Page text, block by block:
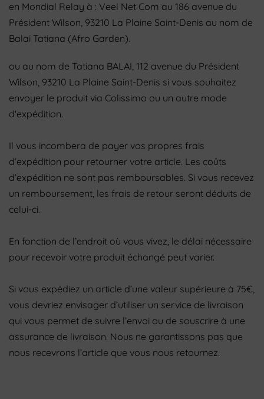
en Mondial Relay à : Veel Net Com au 186 avenue du
Président Wilson, 93210 La Plaine Saint-Denis au nom de
Balai Tatiana (Afro Garden).
ou au nom de Tatiana BALAI, 112 avenue du Président
Wilson, 93210 La Plaine Saint-Denis si vous souhaitez
envoyer le produit via Colissimo ou un autre mode
d'expédition.
Il vous incombera de payer vos propres frais
d’expédition pour retourner votre article. Les coûts
d’expédition ne sont pas remboursables. Si vous recevez
un remboursement, les frais de retour seront déduits de
celui-ci.
En fonction de l’endroit où vous vivez, le délai nécessaire
pour recevoir votre produit échangé peut varier.
Si vous expédiez un article d’une valeur supérieure à 75€,
vous devriez envisager d’utiliser un service de livraison
qui vous permet de suivre l’envoi ou de souscrire à une
assurance de livraison. Nous ne garantissons pas que
nous recevrons l’article que vous nous retournez.